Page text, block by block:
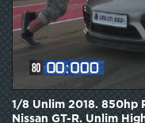
1/8 Unlim 2018. 850hp
Nissan GT-R. Unlim